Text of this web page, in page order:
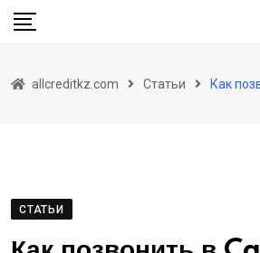
Skip
allcreditkz.com Статьи Как
СТАТЬИ